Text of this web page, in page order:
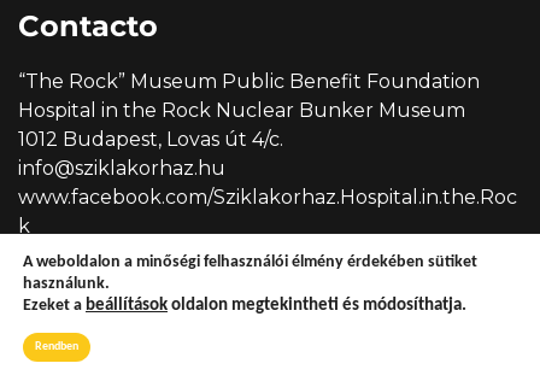
Contacto
“The Rock” Museum Public Benefit Foundation
Hospital in the Rock Nuclear Bunker Museum
1012 Budapest, Lovas út 4/c.
info@sziklakorhaz.hu
www.facebook.com/Sziklakorhaz.Hospital.in.the.Roc
k
A weboldalon a minőségi felhasználói élmény érdekében sütiket
használunk.
Ezeket a beállítások oldalon megtekintheti és módosíthatja.
Rendben